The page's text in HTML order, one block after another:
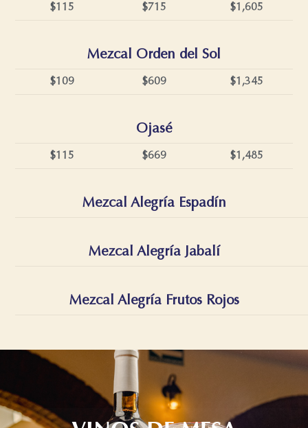
$115 $715 $1,605
Mezcal Orden del Sol
$109 $609 $1,345
Ojasé
$115 $669 $1,485
Mezcal Alegría Espadín
Mezcal Alegría Jabalí
Mezcal Alegría Frutos Rojos